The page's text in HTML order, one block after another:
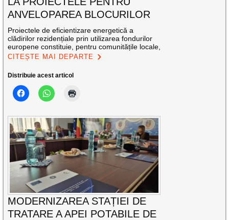
ANVELOPAREA BLOCURILOR
Proiectele de eficientizare energetică a
clădirilor rezidențiale prin utilizarea fondurilor
europene constituie, pentru comunitățile locale,
CITEȘTE MAI DEPARTE
Distribuie acest articol
MODERNIZAREA STAȚIEI DE
TRATARE A APEI POTABILE DE